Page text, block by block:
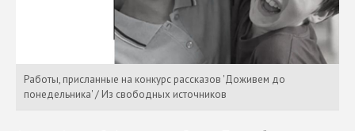
Работы, присланные на конкурс рассказов 'Доживем до
понедельника' / Из свободных источников